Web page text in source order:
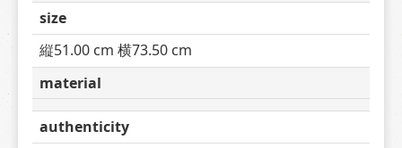
size
縦51.00 cm 横73.50 cm
material
authenticity